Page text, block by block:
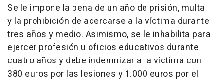
Se le impone la pena de un año de prisión, multa
y la prohibición de acercarse a la víctima durante
tres años y medio. Asimismo, se le inhabilita para
ejercer profesión u oficios educativos durante
cuatro años y debe indemnizar a la víctima con
380 euros por las lesiones y 1.000 euros por el